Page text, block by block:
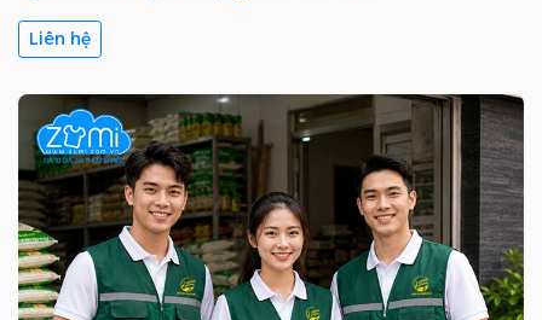
Liên hệ